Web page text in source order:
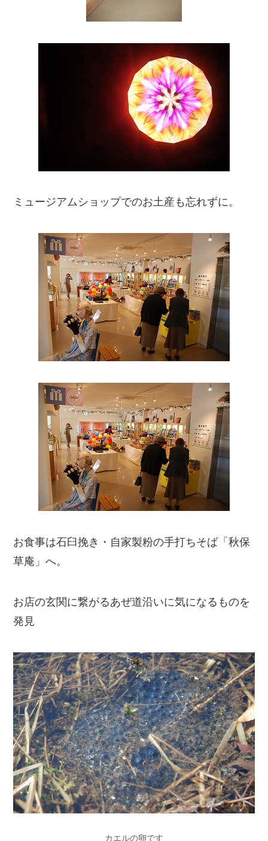
ミュージアムショップでのお土産も忘れずに。
お食事は石臼挽き・自家製粉の手打ちそば「秋保
草庵」へ。
お店の玄関に繋がるあぜ道沿いに気になるものを
発見
カエルの卵です